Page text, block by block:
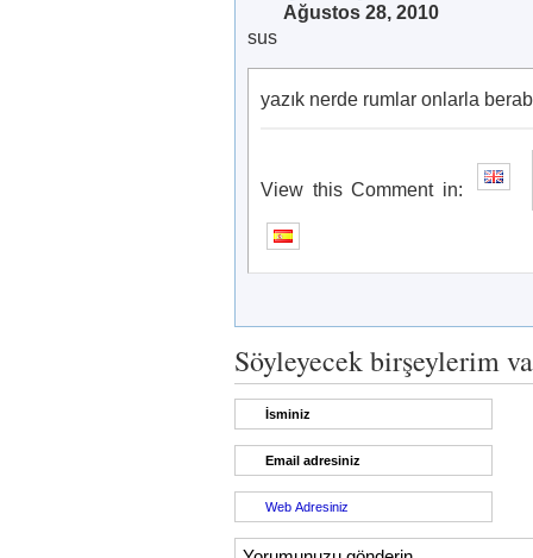
Ağustos 28, 2010
sus
yazık nerde rumlar onlarla
View this Comment in:
Söyleyecek birşeylerim